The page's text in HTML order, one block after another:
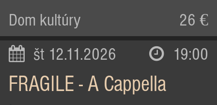
Dom kultúry 26 €
št 12.11.2026 19:00
FRAGILE - A Cappella